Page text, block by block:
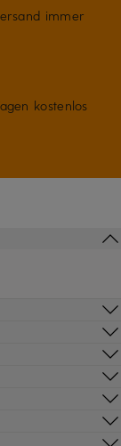
immer
kostenlos